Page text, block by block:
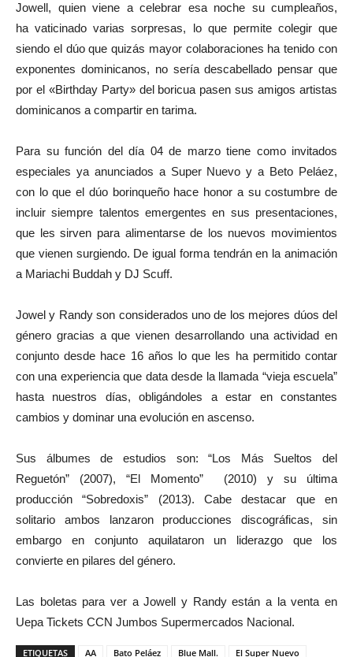
Jowell, quien viene a celebrar esa noche su cumpleaños,
havaticinado varias sorpresas, lo que permite colegir que
siendo el dúo que quizás mayor colaboraciones ha tenido con
exponentes dominicanos, no sería descabellado pensar que
por el «Birthday Party» del boricua pasen sus amigos artistas
dominicanos a compartir en tarima.
Para su función del día 04 de marzo tiene como invitados
especiales ya anunciados a Super Nuevo y a Beto Peláez,
con lo que el dúo borinqueño hace honor a su costumbre de
incluir siempre talentos emergentes en sus presentaciones,
que les sirven para alimentarse de los nuevos movimientos
que vienen surgiendo. De igual forma tendrán en la animación
a Mariachi Buddah y DJ Scuff.
Jowel y Randy son considerados uno de los mejores dúos del
género gracias a que vienen desarrollando una actividad en
conjunto desde hace 16 años lo que les ha permitido contar
con una experiencia que data desde la llamada “vieja escuela”
hasta nuestros días, obligándoles a estar en constantes
cambios y dominar una evolución en ascenso.
Sus álbumes de estudios son: “Los Más Sueltos del
Reguetón” (2007), “El Momento” (2010) y su última
producción “Sobredoxis” (2013). Cabe destacar que en
solitario ambos lanzaron producciones discográficas, sin
embargo en conjunto aquilataron un liderazgo que los
convierte en pilares del género.
Las boletas para ver a Jowell y Randy están a la venta en
Uepa Tickets CCN Jumbos Supermercados Nacional.
ETIQUETAS AA Bato Peláez Blue Mall. El Super Nuevo